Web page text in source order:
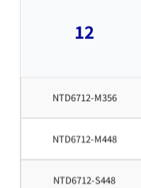
12
NTD6712-M356
NTD6712-M448
NTD6712-S448